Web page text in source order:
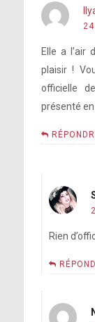
Elle a l’air
plaisir !
officielle
présenté
Rien